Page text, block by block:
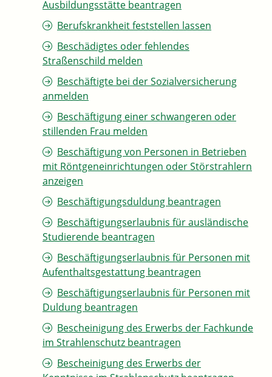
Ausbildungsstätte beantragen
Berufskrankheit feststellen lassen
Beschädigtes oder fehlendes
Straßenschild melden
Beschäftigte bei der Sozialversicherung
anmelden
Beschäftigung einer schwangeren oder
stillenden Frau melden
Beschäftigung von Personen in Betrieben
mit Röntgeneinrichtungen oder Störstrahlern
anzeigen
Beschäftigungsduldung beantragen
Beschäftigungserlaubnis für ausländische
Studierende beantragen
Beschäftigungserlaubnis für Personen mit
Aufenthaltsgestattung beantragen
Beschäftigungserlaubnis für Personen mit
Duldung beantragen
Bescheinigung des Erwerbs der Fachkunde
im Strahlenschutz beantragen
Bescheinigung des Erwerbs der